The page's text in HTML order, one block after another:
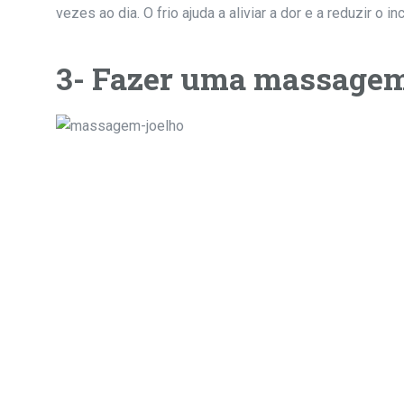
vezes ao dia. O frio ajuda a aliviar a dor e a reduzir o
3- Fazer uma